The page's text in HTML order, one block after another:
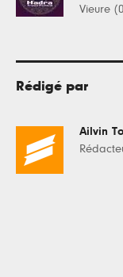
Vieure
Rédigé par
Ailvin